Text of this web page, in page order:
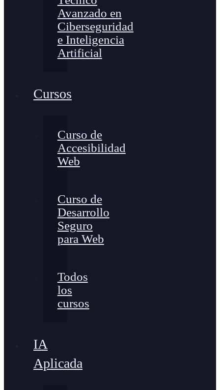
Avanzado en
Ciberseguridad
e Inteligencia
Artificial
Cursos
Curso de
Accesibilidad
Web
Curso de
Desarrollo
Seguro
para Web
Todos
los
cursos
IA
Aplicada